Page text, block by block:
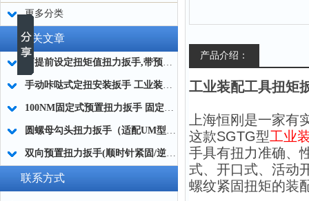
更多分类
相关文章
可提前设定扭矩值扭力扳手,带预设锁定扭力扳手防止过拧厂家
手动咔哒式定扭安装扳手 工业装配咔哒式扭矩安装工具100NM
100NM固定式预置扭力扳手 固定预置型扭矩扳手 不可调预置式扭力扳手
圆螺母勾头扭力扳手（适配UM型螺母，汽车变速箱维修专用）
双向预置扭力扳手(顺时针紧固/逆时针反螺纹安装)
联系方式
产品介绍：
工业装配工具扭矩
上海恒刚 是一家有
这款SGTG型工业
手具有扭力准确、
式、开口式、活动
螺纹紧固扭矩的装